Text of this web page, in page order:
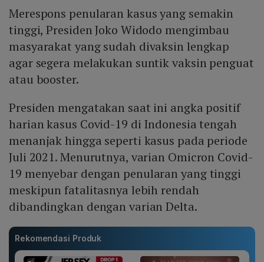
Merespons penularan kasus yang semakin
tinggi, Presiden Joko Widodo mengimbau
masyarakat yang sudah divaksin lengkap
agar segera melakukan suntik vaksin penguat
atau booster.
Presiden mengatakan saat ini angka positif
harian kasus Covid-19 di Indonesia tengah
menanjak hingga seperti kasus pada periode
Juli 2021. Menurutnya, varian Omicron Covid-
19 menyebar dengan penularan yang tinggi
meskipun fatalitasnya lebih rendah
dibandingkan dengan varian Delta.
Rekomendasi Produk